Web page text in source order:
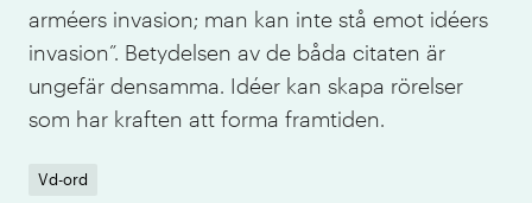
arméers invasion; man kan inte stå emot idéers
invasion”. Betydelsen av de båda citaten är
ungefär densamma. Idéer kan skapa rörelser
som har kraften att forma framtiden.
Vd-ord